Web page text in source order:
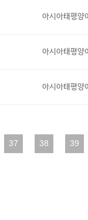
아시아태평양
아시아태평양
아시아태평양
37 38 39